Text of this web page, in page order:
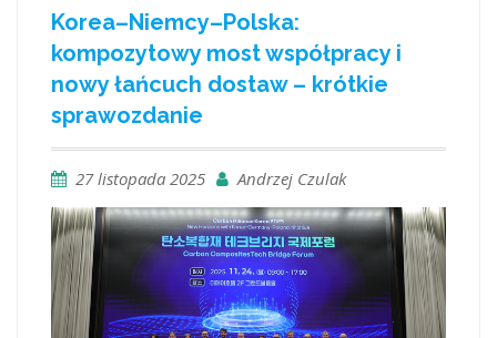
Korea–Niemcy–Polska:
kompozytowy most współpracy i
nowy łańcuch dostaw – krótkie
sprawozdanie
27 listopada 2025 Andrzej Czulak